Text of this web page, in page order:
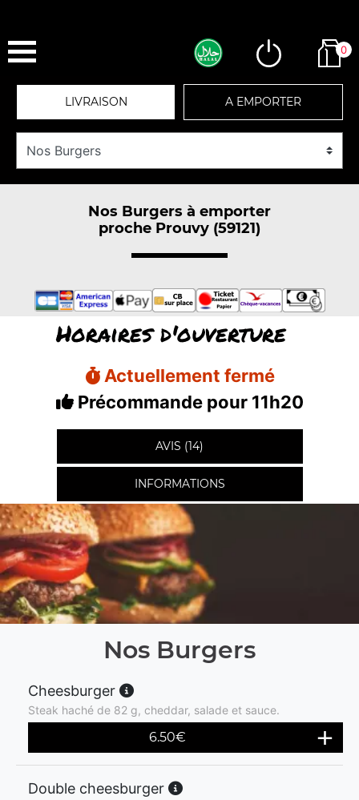
0
LIVRAISON A EMPORTER
Nos Burgers à emporter
proche Prouvy (59121)
Horaires d'ouverture
Actuellement fermé
Précommande pour 11h20
AVIS (14)
INFORMATIONS
Nos Burgers
Cheesburger
Steak haché de 82 g, cheddar, salade et sauce.
6.50€
Double cheesburger